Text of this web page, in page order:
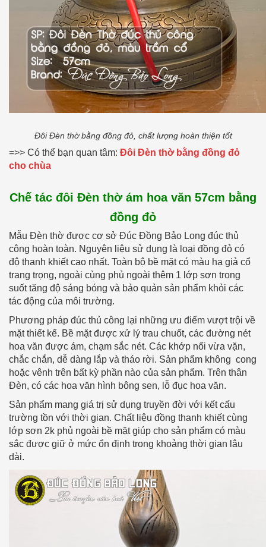
Đôi Đèn thờ bằng đồng đỏ, chất lượng hoàn thiện tốt
=>> Có thể bạn quan tâm: Đôi Đèn thờ bằng đồng đỏ
cho chùa
Chế tác đôi Đèn thờ ám hoa văn 57cm bằng
đồng đỏ
Mẫu Đèn thờ được cơ sở Đúc Đồng Bảo Long đúc thủ
công hoàn toàn. Nguyên liệu sử dụng là loại đồng đỏ có
độ thanh khiết cao nhất. Toàn bộ bề mặt có màu hạ giả cổ
trang trọng, ngoài cùng phủ ngoài thêm 1 lớp sơn trong
suốt tăng độ sáng bóng và bảo quản sản phẩm khỏi các
tác động của môi trường.
Phương pháp đúc thủ công lại những ưu điểm vượt trội về
mặt thiết kế. Bề mặt được xử lý trau chuốt, các đường nét
hoa văn được ám, chạm sắc nét. Các khớp nối vừa vặn,
chắc chắn, dễ dàng lắp và tháo rời. Sản phẩm không cong
hoặc vênh trên bất kỳ phần nào của sản phẩm. Trên thân
Đèn, có các hoa văn hình bông sen, lỗ đục hoa văn.
Sản phẩm mang giá trị sử dụng truyền đời với kết cấu
trường tồn với thời gian. Chất liệu đồng thanh khiết cùng
lớp sơn 2k phủ ngoài bề mặt giúp cho sản phẩm có màu
sắc được giữ ở mức ổn định trong khoảng thời gian lâu
dài.